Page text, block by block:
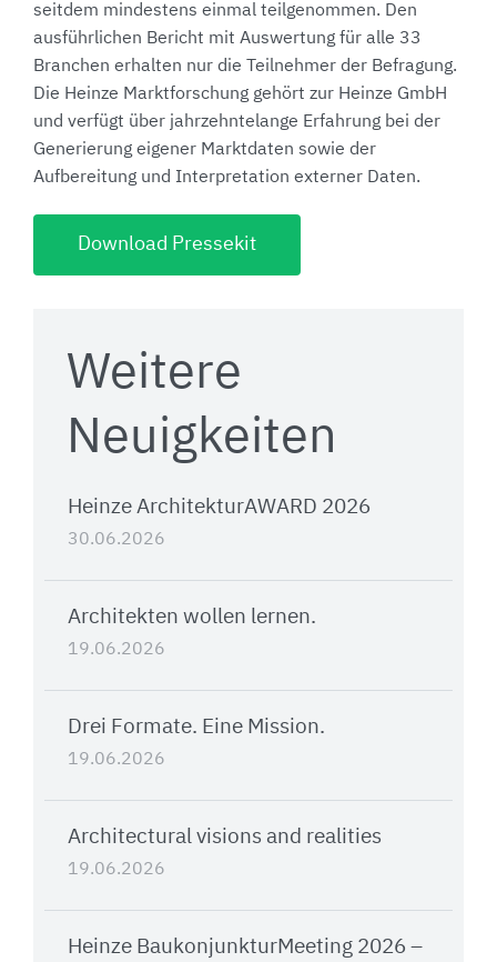
seitdem mindestens einmal teilgenommen. Den
ausführlichen Bericht mit Auswertung für alle 33
Branchen erhalten nur die Teilnehmer der Befragung.
Die Heinze Marktforschung gehört zur Heinze GmbH
und verfügt über jahrzehntelange Erfahrung bei der
Generierung eigener Marktdaten sowie der
Aufbereitung und Interpretation externer Daten.
Download Pressekit
Weitere
Neuigkeiten
Heinze ArchitekturAWARD 2026
30.06.2026
Architekten wollen lernen.
19.06.2026
Drei Formate. Eine Mission.
19.06.2026
Architectural visions and realities
19.06.2026
Heinze BaukonjunkturMeeting 2026 –